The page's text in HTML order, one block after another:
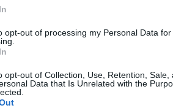
opt-out of processing my Personal Data for
opt-out of Collection, Use, Retention, Sale,
Data that Is Unrelated with the
emelkedik, 2018-ban majdnem elérte a
1215-en, gyógyszerésznek 1118-an